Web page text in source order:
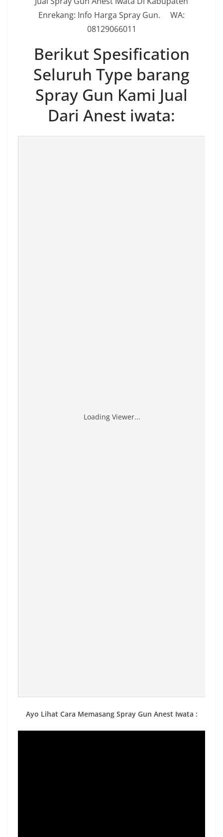
Enrekang: Info Harga Spray Gun. WA:
08129066011
Berikut Spesification
Seluruh Type barang
Spray Gun Kami Jual
Dari Anest iwata:
Loading Viewer...
Ayo Lihat Cara Memasang Spray Gun Anest Iwata :